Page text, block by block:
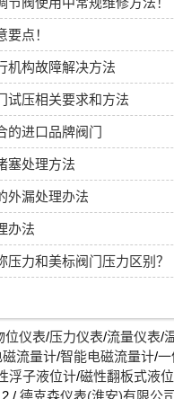
要点！
机构故障解决方法
试压相关要求和方法
的进口品牌阀门
塞处理方法
外漏处理办法
办法
压力和美标阀门压力区别？
位仪表/压力仪表/流量仪表/
磁流量计/智能电磁流量计/一
浮子液位计/磁性翻板式液
/ 德克森仪表(淮安)有限公司